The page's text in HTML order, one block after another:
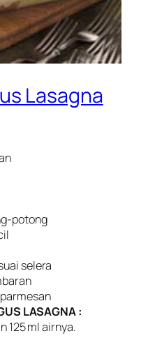
Lasagna
potong
selera
LASAGNA :
125 ml airnya.